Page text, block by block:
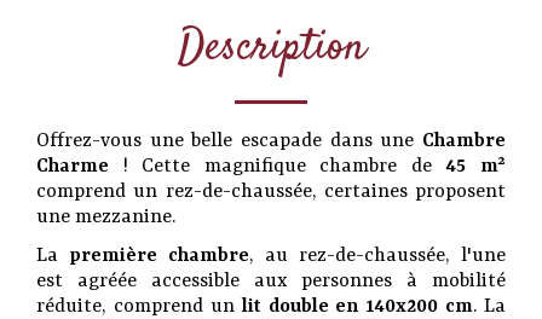
Description
Offrez-vous une belle escapade dans une Chambre
Charme ! Cette magnifique chambre de45 m²
comprend un rez-de-chaussée, certaines proposent
une mezzanine.
La première chambre, au rez-de-chaussée, l'une
est agréée accessible aux personnes à mobilité
réduite, comprend unlit double en 140x200 cm. La